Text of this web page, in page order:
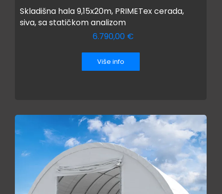
Skladišna hala 9,15x20m, PRIMETex cerada,
siva, sa statičkom analizom
6.790,00 €
Više info